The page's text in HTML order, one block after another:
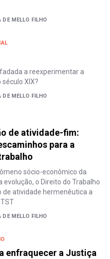
MELLO FILHO
a reexperimentar a
XIX?
MELLO FILHO
de atividade-fim:
para a
sócio-econômico da
evolução, o Direito do Trabalho
de atividade hermenêutica a
MELLO FILHO
enfraquecer a Justiça